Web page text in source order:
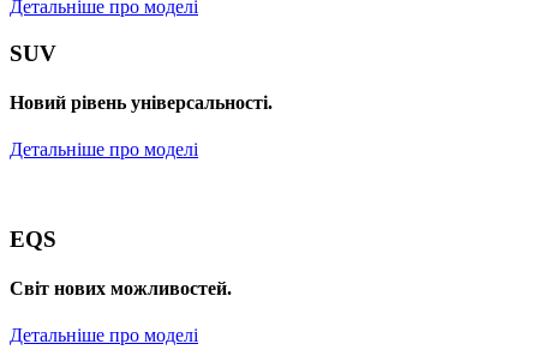
Детальніше про моделі
SUV
Новий рівень універсальності.
Детальніше про моделі
EQS
Cвіт нових можливостей.
Детальніше про моделі